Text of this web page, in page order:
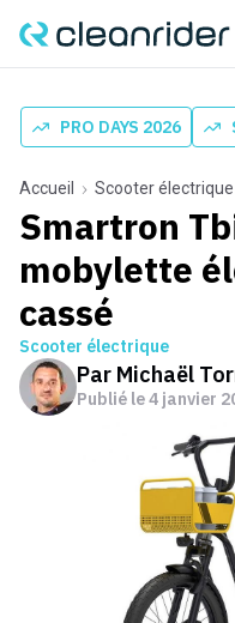
PRO DAYS 2026
Accueil Scooter électrique
Smartron
mobylette
cassé
Scooter électrique
Par Michaël
Publié le4 janvier